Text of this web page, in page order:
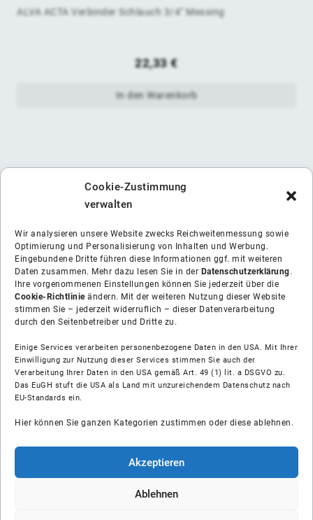
Cookie-Zustimmung
verwalten
Wir analysieren unsere Website zwecks Reichweitenmessung sowie
Optimierung und Personalisierung von Inhalten und Werbung.
Eingebundene Dritte führen diese Informationen ggf. mit weiteren
Daten zusammen. Mehr dazu lesen Sie in der Datenschutzerklärung.
Ihre vorgenommenen Einstellungen können Sie jederzeit über die
Cookie-Richtlinieändern. Mit der weiteren Nutzung dieser Website
stimmen Sie – jederzeit widerruflich – dieser Datenverarbeitung
durch den Seitenbetreiber und Dritte zu.
Einige Services verarbeiten personenbezogene Daten in den USA. Mit Ihrer
Einwilligung zur Nutzung dieser Services stimmen Sie auch der
Verarbeitung Ihrer Daten in den USA gemäß Art. 49 (1) lit. a DSGVO zu.
Das EuGH stuft die USA als Land mit unzureichendem Datenschutz nach
EU-Standards ein.
Hier können Sie ganzen Kategorien zustimmen oder diese ablehnen.
Akzeptieren
Ablehnen
ALVA ACTA Verbinder Schlauch 3/4" Messing
22,33€
In den Warenkorb
Über uns
Soziale Medien